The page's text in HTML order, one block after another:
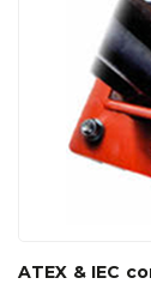
ATEX & IEC